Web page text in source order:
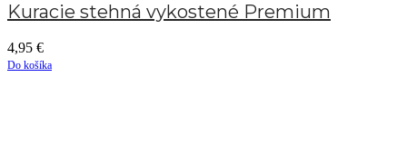
Kuracie stehná vykostené Premium
4,95 €
Do košíka